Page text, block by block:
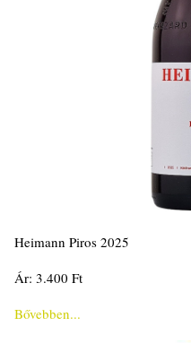
Heimann Piros 2025
Ár: 3.400 Ft
Bővebben...